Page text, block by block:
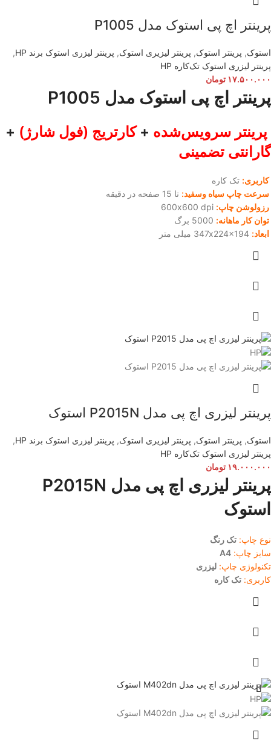
پرینتر اچ پی استوک مدل P1005
استوک, پرینتر استوک, پرینتر لیزیری استوک, پرینتر لیزری استوک برند HP
,
پرینتر لیزری استوک تک‌کار‌ه HP
۱۷.۵۰۰.۰۰۰ تومان
پرینتر اچ پی استوک مدل P1005
پرینتر سرویس‌شده +کارتریج (فول شارژ) +
گارانتی تضمینی
کاربری: تک کاره
سرعت چاپ سیاه وسفید: تا 15 صفحه در دقیقه
رزولوشن چاپ:
توان کار ماهانه:
ابعاد:
پرینتر لیزری اچ پی مدل P2015N استوک
استوک, پرینتر استوک, پرینتر لیزیری استوک, پرینتر لیزری استوک برند HP
,
پرینتر لیزری استوک تک‌کار‌ه HP
۱۹.۰۰۰.۰۰۰ تومان
پرینتر لیزری اچ پی مدل P2015N
استوک
نوع چاپ: تک رنگ
سایز چاپ: A4
تکنولوژی چاپ: لیزری
کاربری: تک کاره